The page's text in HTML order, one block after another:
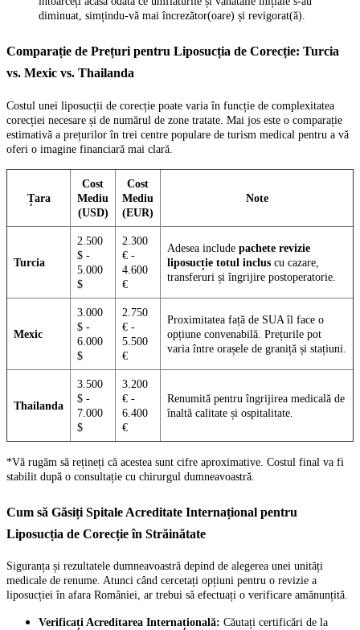
diminuat, simțindu-vă mai încrezător(oare) și revigorat(ă).
Comparație de Prețuri pentru Liposucția de Corecție: Turcia
vs. Mexic vs. Thailanda
Costul unei liposucții de corecție poate varia în funcție de complexitatea
corecției necesare și de numărul de zone tratate. Mai jos este o comparație
estimativă a prețurilor în trei centre populare de turism medical pentru a vă
oferi o imagine financiară mai clară.
Țara
Cost
Mediu
(USD)
Cost
Mediu
(EUR)
Note
Turcia
2.500
$ -
5.000
$
2.300
€ -
4.600
€
Adesea include pachete revizie
liposucție totul inclus cu cazare,
transferuri și îngrijire postoperatorie.
Mexic
3.000
$ -
6.000
$
2.750
€ -
5.500
€
Proximitatea față de SUA îl face o
opțiune convenabilă. Prețurile pot
varia între orașele de graniță și stațiuni.
Thailanda
3.500
$ -
7.000
$
3.200
€ -
6.400
€
Renumită pentru îngrijirea medicală de
înaltă calitate și ospitalitate.
*Vă rugăm să rețineți că acestea sunt cifre aproximative. Costul final va fi
stabilit după o consultație cu chirurgul dumneavoastră.
Cum să Găsiți Spitale Acreditate Internațional pentru
Liposucția de Corecție în Străinătate
Siguranța și rezultatele dumneavoastră depind de alegerea unei unități
medicale de renume. Atunci când cercetați opțiuni pentru o revizie a
liposucției în afara României, ar trebui să efectuați o verificare amănunțită.
Verificați Acreditarea Internațională: Căutați certificări de la